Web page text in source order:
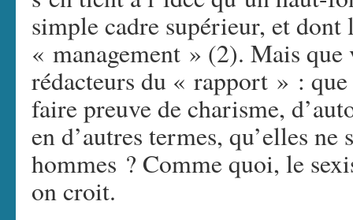
simple cadre supérieur, et
« management » (2). Mais que
rédacteurs du « rapport » :
faire preuve de charisme,
en d’autres termes, qu’elles ne
hommes ? Comme quoi, le
on croit.